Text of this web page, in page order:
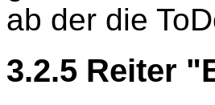
ab der die
3.2.5 Reiter